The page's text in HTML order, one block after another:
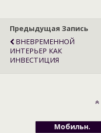
Предыдущая Запись
ВНЕВРЕМЕННОЙ
ИНТЕРЬЕР КАК
ИНВЕСТИЦИЯ
Мобильн.